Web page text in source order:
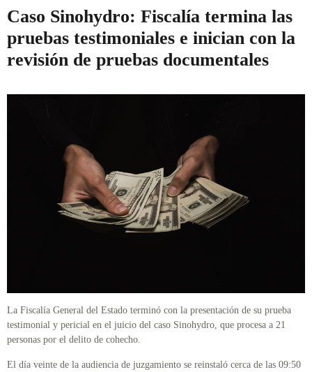
Caso Sinohydro: Fiscalía termina las
pruebas testimoniales e inician con la
revisión de pruebas documentales
La Fiscalía General del Estado terminó con la presentación de su prueba
testimonial y pericial en el juicio del caso Sinohydro, que procesa a 21
personas por el delito de cohecho.
El día veinte de la audiencia de juzgamiento se reinstaló cerca de las 09:50